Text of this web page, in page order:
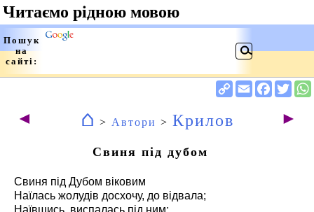
◄ ⌂ > Автори > Крилов ►
Свиня під дубом
Свиня під Дубом віковим
Наїлась жолудів досхочу, до відвала;
Наївшись, виспалась під ним;